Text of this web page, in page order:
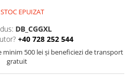
STOC EPUIZAT
DB_CGGXL
+40 728 252 544
minim 500 lei și beneficiezi de transport
gratuit